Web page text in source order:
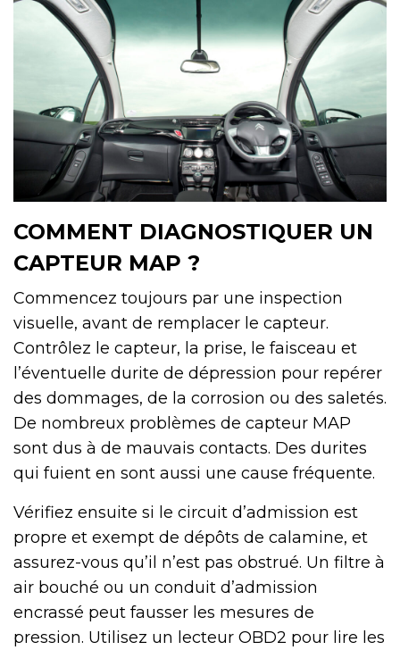
COMMENT DIAGNOSTIQUER UN
CAPTEUR MAP ?
Commencez toujours par une inspection
visuelle, avant de remplacer le capteur.
Contrôlez le capteur, la prise, le faisceau et
l’éventuelle durite de dépression pour repérer
des dommages, de la corrosion ou des saletés.
De nombreux problèmes de capteur MAP
sont dus à de mauvais contacts. Des durites
qui fuient en sont aussi une cause fréquente.
Vérifiez ensuite si le circuit d’admission est
propre et exempt de dépôts de calamine, et
assurez-vous qu’il n’est pas obstrué. Un filtre à
air bouché ou un conduit d’admission
encrassé peut fausser les mesures de
pression. Utilisez un lecteur OBD2 pour lire les